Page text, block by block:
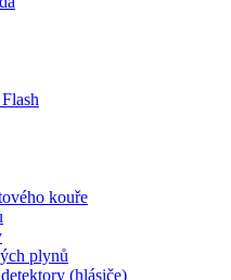
kouře
plynů
(hlásiče)